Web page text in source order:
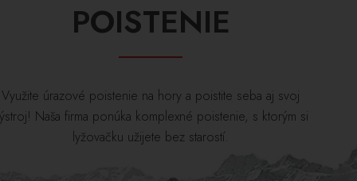
POISTENIE
Využite úrazové poistenie na hory a poistite seba aj svoj
Naša firma ponúka komplexné poistenie, s ktorým si
lyžovačku užijete bez starostí.